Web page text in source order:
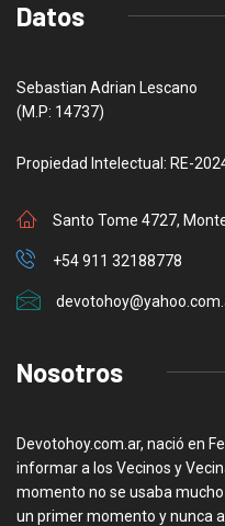
Datos
Sebastian Adrian Lescano
(M.P: 14737)
Propiedad Intelectual: RE-
Santo Tome 4727,
+54 911 32188778
Nosotros
Devotohoy.com.ar, nació en
informar a los Vecinos y
momento no se usaba
un primer momento y nunca